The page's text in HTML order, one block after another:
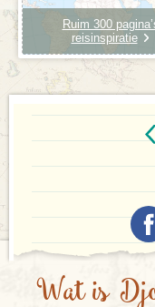
Ruim 300
reisinspiratie
Wat is